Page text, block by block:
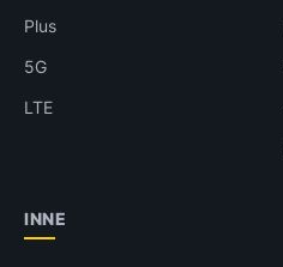
Plus
5G
LTE
INNE